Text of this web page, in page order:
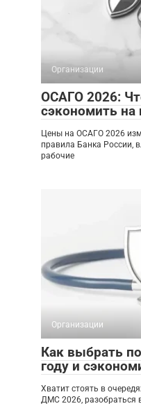
Организации
ОСАГО 2026:
сэкономить на
Цены на ОСАГО 2026
правила Банка России,
рабочие
Организации
Как выбрать
году и
Хватит стоять в
ДМС 2026, разобраться